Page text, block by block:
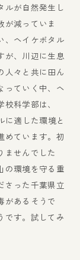
が自然発生し
が減っていま
、ヘイケボタル
が、川辺に生息
人々と共に田ん
っていく中、ヘ
科学部は、
に適した環境と
めています。初
ませんでした
の環境を守る重
さった千葉県立
があるそうで
です。試してみ